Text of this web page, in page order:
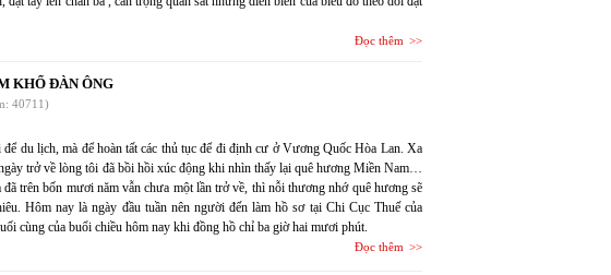
Đọc thêm
KHỔ ĐÀN ÔNG
40711)
du lịch, mà để hoàn tất các thủ tục để đi định cư ở Vương Quốc Hòa Lan. Xa
trở về lòng tôi đã bồi hồi xúc động khi nhìn thấy lại quê hương Miền Nam…
trên bốn mươi năm vẫn chưa một lần trở về, thì nỗi thương nhớ quê hương sẽ
Hôm nay là ngày đầu tuần nên người đến làm hồ sơ tại Chi Cục Thuế của
cùng của buổi chiều hôm nay khi đồng hồ chỉ ba giờ hai mươi phút.
Đọc thêm